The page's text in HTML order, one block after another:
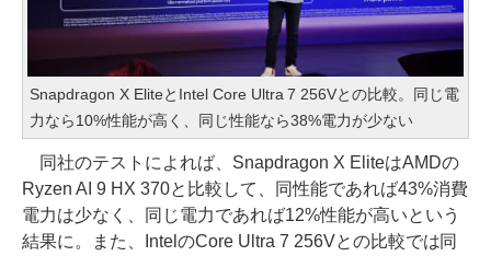
Snapdragon X EliteとIntel Core Ultra 7 256Vとの比較。同じ電
力なら10%性能が高く、同じ性能なら38%電力が少ない
同社のテストによれば、Snapdragon X EliteはAMDの
Ryzen AI 9 HX 370と比較して、同性能であれば43%消費
電力は少なく、同じ電力であれば12%性能が高いという
結果に。また、IntelのCore Ultra 7 256Vとの比較では同